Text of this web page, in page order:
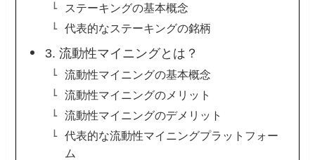
ステーキングの基本概念
代表的なステーキングの銘柄
3. 流動性マイニングとは？
流動性マイニングの基本概念
流動性マイニングのメリット
流動性マイニングのデメリット
代表的な流動性マイニングプラットフォー
ム